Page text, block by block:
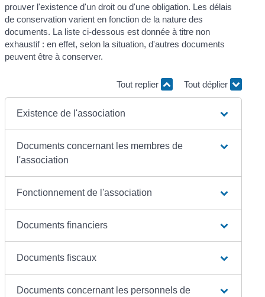
prouver l'existence d'un droit ou d'une obligation. Les délais
de conservation varient en fonction de la nature des
documents. La liste ci-dessous est donnée à titre non
exhaustif : en effet, selon la situation, d'autres documents
peuvent être à conserver.
Tout replier Tout déplier
Existence de l'association
Documents concernant les membres de
l'association
Fonctionnement de l'association
Documents financiers
Documents fiscaux
Documents concernant les personnels de